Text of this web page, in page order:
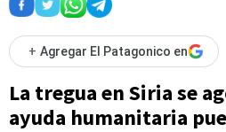
+ Agregar El Patagonico en
La tregua en Siria se
ayuda humanitaria